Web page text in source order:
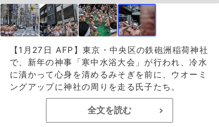
【1月27日 AFP】東京・中央区の鉄砲洲稲荷神社
で、新年の神事「寒中水浴大会」が行われ、冷水
に漬かって心身を清めるみそぎを前に、ウオーミ
ングアップに神社の周りを走る氏子たち。
全文を読む >